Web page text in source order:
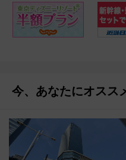
今、あなたにオスス